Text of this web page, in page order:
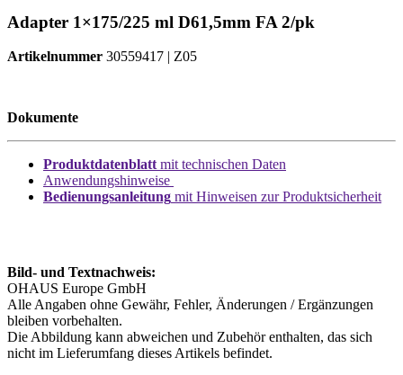
Adapter 1×175/225 ml D61,5mm FA 2/pk
Artikelnummer 30559417 | Z05
Dokumente
Produktdatenblattmit technischen Daten
Anwendungshinweise
Bedienungsanleitung mit Hinweisen zur Produktsicherheit
Bild- und Textnachweis:
OHAUS Europe GmbH
Alle Angaben ohne Gewähr, Fehler, Änderungen / Ergänzungen
bleiben vorbehalten.
Die Abbildung kann abweichen und Zubehör enthalten, das sich
nicht im Lieferumfang dieses Artikels befindet.